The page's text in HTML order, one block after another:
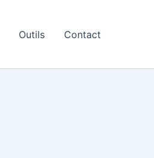
Outils Contact